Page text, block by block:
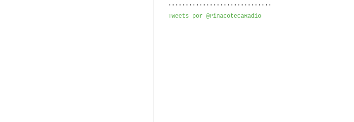
..............................
Tweets por @PinacotecaRadio